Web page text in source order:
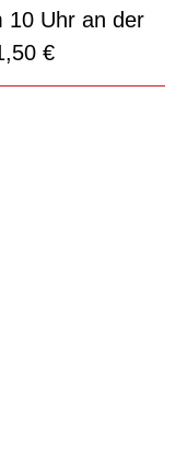
10 Uhr an der
€